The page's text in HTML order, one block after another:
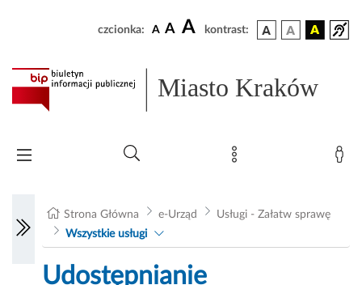
czcionka: A A A kontrast:
Miasto Kraków
Strona Główna e-Urząd
Usługi - Załatw sprawę
Wszystkie usługi
Udostępnianie